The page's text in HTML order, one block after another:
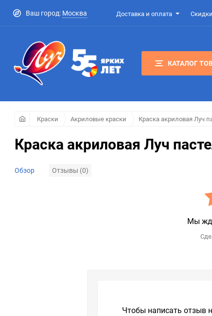
Ваш город: Москва Доставка и оплата Скидки
КАТАЛОГ
Краски Акриловые краски Краска акриловая Луч
Краска акриловая Луч
Обзор Отзывы (0)
Мы
Чтобы написать отзыв